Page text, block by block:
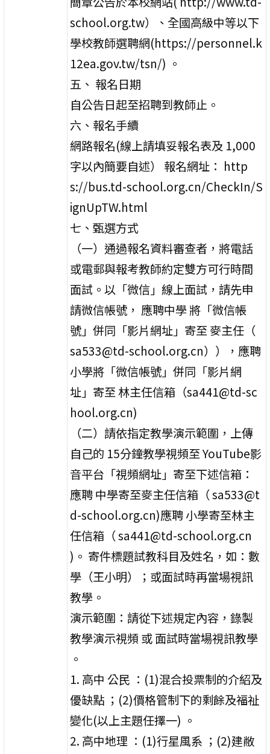
school.org.tw）、全國高級中等以下
學校教師選聘網(https://personnel.k
12ea.gov.tw/tsn/) 。
五、 報名日期
自公告日起至招聘到教師止。
六、報名手續
網路報名(線上請填妥報名表及 1,000
字以內簡要自述） 報名網址： http
s://bus.td-school.org.cn/CheckIn/S
ignUpTW.html
七、甄選方式
（一）通過報名資料審查者，將電話
或電郵與報考教師約定雙方可行時間
面試。以「微信」線上面試，請先申
請微信帳號， 應聘中學 將「微信帳
號」併同「影片網址」寄至 麥主任（
sa533@td-school.org.cn）），應聘
小學將「微信帳號」併同「影片網
址」寄至 林主任信箱（sa441@td-sc
hool.org.cn)
（二）請依指定教學演示範圍，上傳
自己的 15分鐘教學視頻至 YouTube影
音平台「視頻網址」寄至下述信箱：
應聘 中學寄至麥主任信箱（ sa533@t
d-school.org.cn)應聘 小學寄至林主
任信箱（ sa441@td-school.org.cn
)。 寄件標題試教科目及姓名，如：數
學（王小明）；或面試時再當場視訊
教學。
演示範圍：請從下述規定內容，錄製
教學演示視頻 或 面試時當場視訊教學
。
1. 高中 公民 ：(1)混合投票制的介紹及
優缺點 ；(2)價格管制下的剩餘及福祉
變化(以上主題任擇一) 。
2. 高中地理 ：(1)行星風系 ；(2)建敝